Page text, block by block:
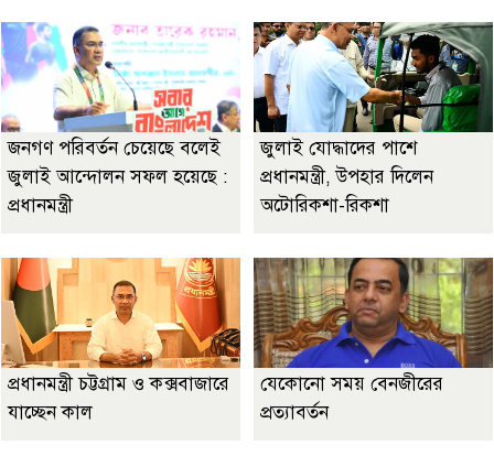
জনগণ পরিবর্তন চেয়েছে বলেই
জুলাই আন্দোলন সফল হয়েছে :
প্রধানমন্ত্রী
জুলাই যোদ্ধাদের পাশে
প্রধানমন্ত্রী, উপহার দিলেন
অটোরিকশা-রিকশা
প্রধানমন্ত্রী চট্টগ্রাম ও কক্সবাজারে
যাচ্ছেন কাল
যেকোনো সময় বেনজীরের
প্রত্যাবর্তন